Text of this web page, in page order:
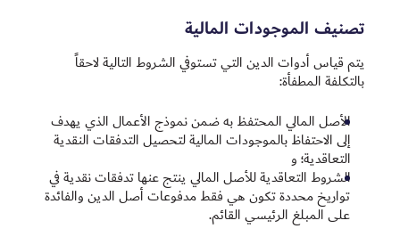
تصنيف الموجودات المالية
يتم قياس أدوات الدين التي تستوفي الشروط التالية لاحقاً
بالتكلفة المطفأة:
الأصل المالي المحتفظ به ضمن نموذج الأعمال الذي يهدف
إلى الاحتفاظ بالموجودات المالية لتحصيل التدفقات النقدية
التعاقدية؛ و
الشروط التعاقدية للأصل المالي ينتج عنها تدفقات نقدية في
تواريخ محددة تكون هي فقط مدفوعات أصل الدين والفائدة
على المبلغ الرئيسي القائم.